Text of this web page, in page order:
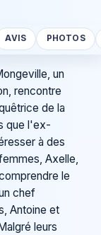
AVIS PHOTOS
un
rencontre
de la
que l'ex-
à des
Axelle,
le
chef
Antoine et
leurs